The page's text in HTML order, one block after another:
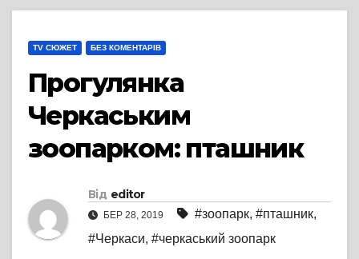
TV СЮЖЕТ БЕЗ КОМЕНТАРІВ
Прогулянка
Черкаським
зоопарком: пташник
Від editor
БЕР 28, 2019 #зоопарк, #пташник,
#Черкаси, #черкаський зоопарк